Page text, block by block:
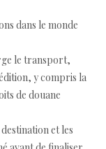
dans le monde
le transport,
y compris la
de douane
et les